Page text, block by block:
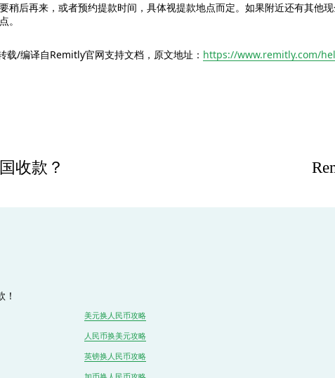
稍后再来，或者预约提款时间，具体视提款地点而定。如果附近还有其他
。
载/编译自Remitly官网支持文档，原文地址： https://www.remitly.com/
收款？
N
！
美元换人民币攻略
人民币换美元攻略
英镑换人民币攻略